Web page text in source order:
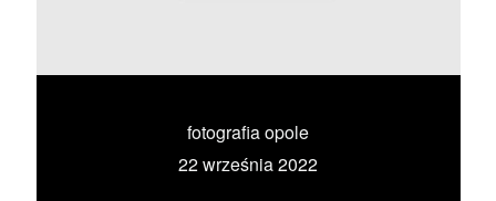
fotografia opole
22 września 2022
UMÓW SIĘ ZE MNĄ →